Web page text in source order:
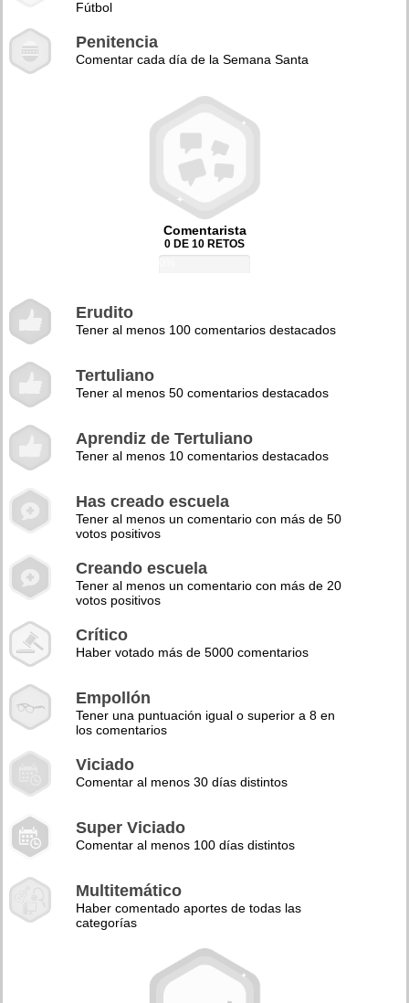
Fútbol
Penitencia
Comentar cada día de la Semana Santa
Comentarista
0 DE 10 RETOS
Erudito
Tener al menos 100 comentarios destacados
Tertuliano
Tener al menos 50 comentarios destacados
Aprendiz de Tertuliano
Tener al menos 10 comentarios destacados
Has creado escuela
Tener al menos un comentario con más de 50
votos positivos
Creando escuela
Tener al menos un comentario con más de 20
votos positivos
Crítico
Haber votado más de 5000 comentarios
Empollón
Tener una puntuación igual o superior a 8 en
los comentarios
Viciado
Comentar al menos 30 días distintos
Super Viciado
Comentar al menos 100 días distintos
Multitemático
Haber comentado aportes de todas las
categorías